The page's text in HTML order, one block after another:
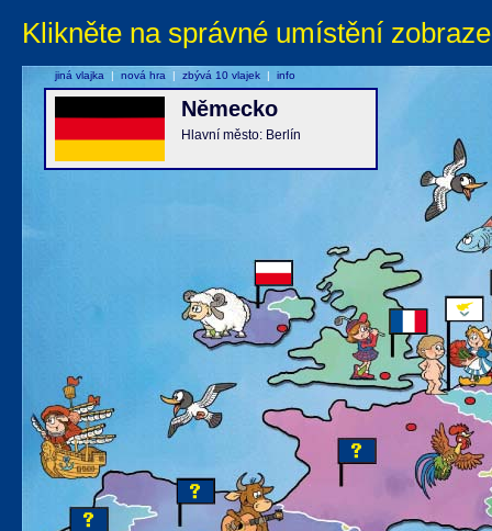
Klikněte na správné umístění
Německo
Hlavní město: Berlín
jiná vlajka | nová hra | zbývá 10 vlajek | info